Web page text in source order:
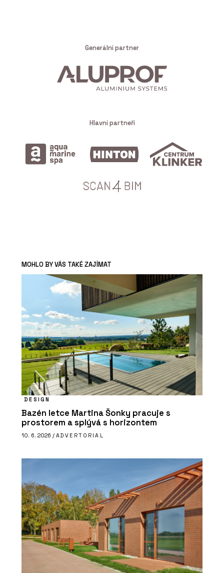
Generální partner
Hlavní partneři
MOHLO BY VÁS TAKÉ ZAJÍMAT
DESIGN
Bazén letce Martina Šonky pracuje s
prostorem a splývá s horizontem
10. 6. 2026 / ADVERTORIAL